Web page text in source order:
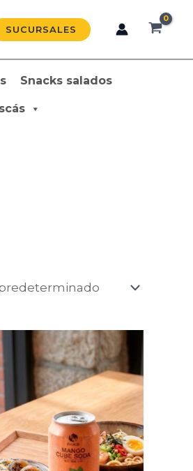
SUCURSALES
Snacks salados